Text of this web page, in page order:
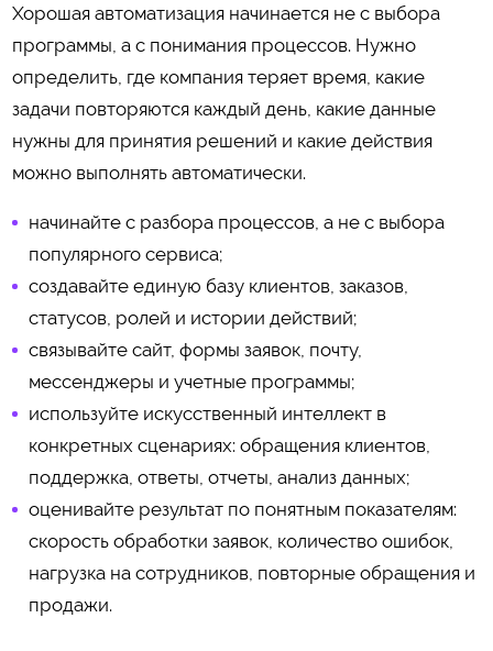
Хорошая автоматизация начинается не с выбора
программы, а с понимания процессов. Нужно
определить, где компания теряет время, какие
задачи повторяются каждый день, какие данные
нужны для принятия решений и какие действия
можно выполнять автоматически.
начинайте с разбора процессов, а не с выбора
популярного сервиса;
создавайте единую базу клиентов, заказов,
статусов, ролей и истории действий;
связывайте сайт, формы заявок, почту,
мессенджеры и учетные программы;
используйте искусственный интеллект в
конкретных сценариях: обращения клиентов,
поддержка, ответы, отчеты, анализ данных;
оценивайте результат по понятным показателям:
скорость обработки заявок, количество ошибок,
нагрузка на сотрудников, повторные обращения и
продажи.